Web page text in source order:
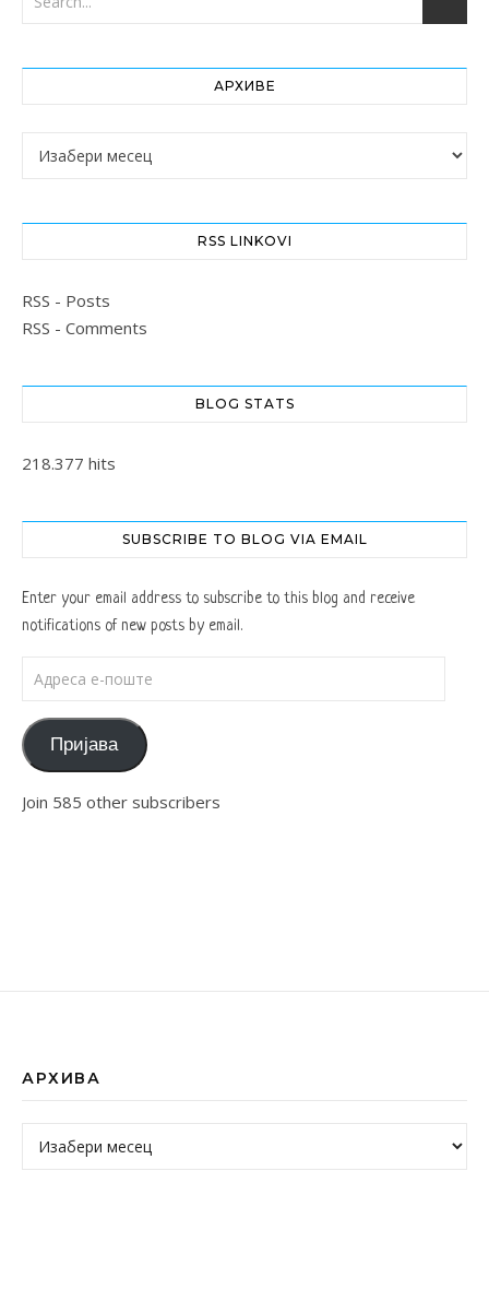
АРХИВЕ
Архиве
RSS LINKOVI
RSS - Posts
RSS - Comments
BLOG STATS
218.377 hits
SUBSCRIBE TO BLOG VIA EMAIL
Enter your email address to subscribe to this blog and receive
notifications of new posts by email.
Пријава
Join 585 other subscribers
АРХИВА
Архива